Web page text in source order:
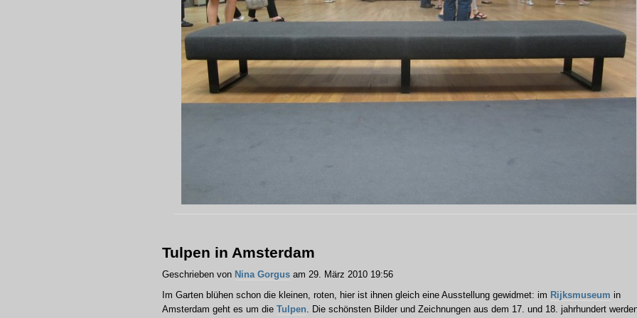
Tulpen in Amsterdam
Geschrieben von Nina Gorgus am 29. März 2010 19:56
Im Garten blühen schon die kleinen, roten, hier ist ihnen gleich eine Ausstellung gewidmet: im Rijksmuseum in
Amsterdam geht es um die Tulpen. Die schönsten Bilder und Zeichnungen aus dem 17. und 18. jahrhundert